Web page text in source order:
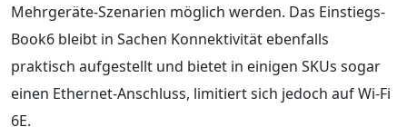
Mehrgeräte-Szenarien möglich werden. Das Einstiegs-
Book6 bleibt in Sachen Konnektivität ebenfalls
praktisch aufgestellt und bietet in einigen SKUs sogar
einen Ethernet-Anschluss, limitiert sich jedoch auf Wi‑Fi
6E.